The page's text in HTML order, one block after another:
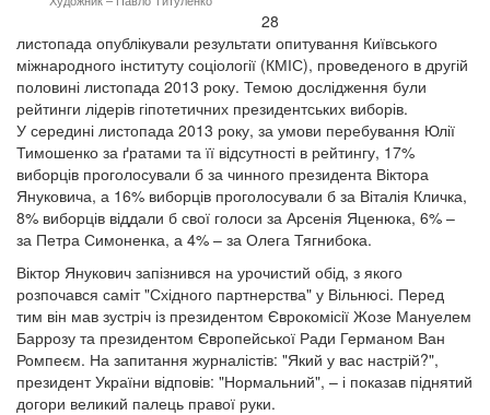
28
листопада опублікували результати опитування Київського
міжнародного інституту соціології (КМІС), проведеного в другій
половині листопада 2013 року. Темою дослідження були
рейтинги лідерів гіпотетичних президентських виборів.
У середині листопада 2013 року, за умови перебування Юлії
Тимошенко за ґратами та її відсутності в рейтингу, 17%
виборців проголосували б за чинного президента Віктора
Януковича, а 16% виборців проголосували б за Віталія Кличка,
8% виборців віддали б свої голоси за Арсенія Яценюка, 6% –
за Петра Симоненка, а 4% – за Олега Тягнибока.
Віктор Янукович запізнився на урочистий обід, з якого
розпочався саміт "Східного партнерства" у Вільнюсі. Перед
тим він мав зустріч із президентом Єврокомісії Жозе Мануелем
Баррозу та президентом Європейської Ради Германом Ван
Ромпеєм. На запитання журналістів: "Який у вас настрій?",
президент України відповів: "Нормальний", – і показав піднятий
догори великий палець правої руки.